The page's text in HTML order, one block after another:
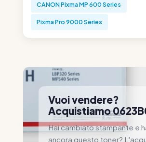
CANON Pixma MP 600 Series
Pixma Pro 9000 Series
Vuoi vendere?
Acquistiamo
Hai cambiato stampante e
ancora questo toner?